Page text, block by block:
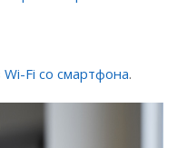
Fi со смартфона.